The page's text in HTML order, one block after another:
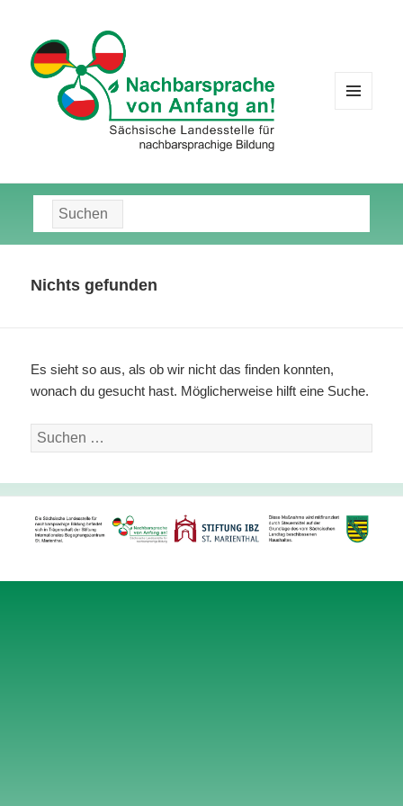
Suche
nach:
Nichts gefunden
Es sieht so aus, als ob wir nicht das finden konnten,
wonach du gesucht hast. Möglicherweise hilft eine Suche.
Suche
nach: